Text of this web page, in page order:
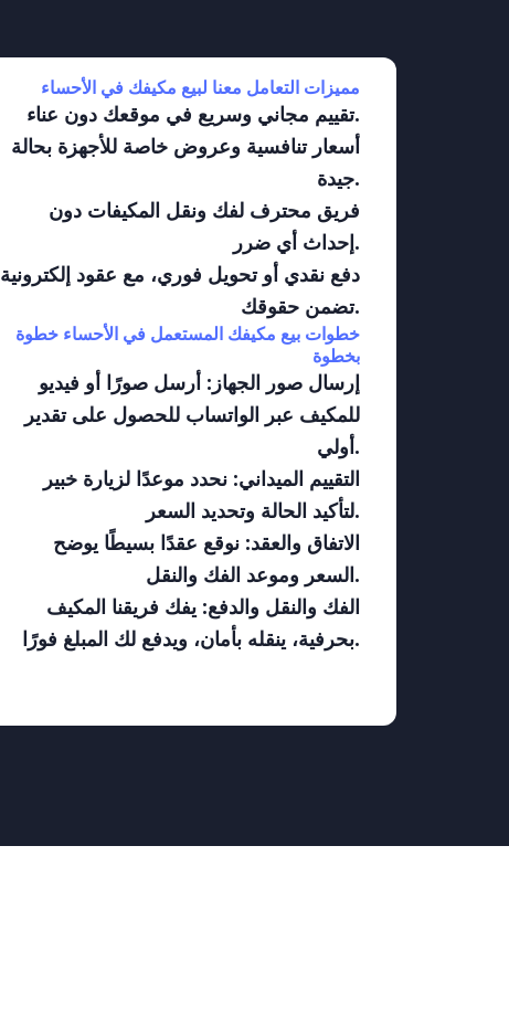
مميزات التعامل معنا لبيع مكيفك في الأحساء
تقييم مجاني وسريع في موقعك دون عناء.
أسعار تنافسية وعروض خاصة للأجهزة بحالة
جيدة.
فريق محترف لفك ونقل المكيفات دون
إحداث أي ضرر.
دفع نقدي أو تحويل فوري، مع عقود إلكترونية
تضمن حقوقك.
خطوات بيع مكيفك المستعمل في الأحساء خطوة
بخطوة
إرسال صور الجهاز: أرسل صورًا أو فيديو
للمكيف عبر الواتساب للحصول على تقدير
أولي.
التقييم الميداني: نحدد موعدًا لزيارة خبير
لتأكيد الحالة وتحديد السعر.
الاتفاق والعقد: نوقع عقدًا بسيطًا يوضح
السعر وموعد الفك والنقل.
الفك والنقل والدفع: يفك فريقنا المكيف
بحرفية، ينقله بأمان، ويدفع لك المبلغ فورًا.